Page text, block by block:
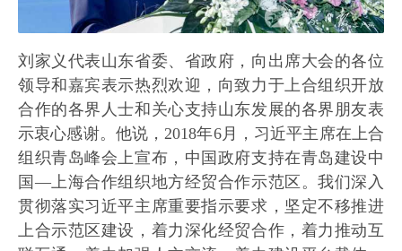
刘家义代表山东省委、省政府，向出席大会的各位
领导和嘉宾表示热烈欢迎，向致力于上合组织开放
合作的各界人士和关心支持山东发展的各界朋友表
示衷心感谢。他说，2018年6月，习近平主席在上合
组织青岛峰会上宣布，中国政府支持在青岛建设中
国—上海合作组织地方经贸合作示范区。我们深入
贯彻落实习近平主席重要指示要求，坚定不移推进
上合示范区建设，着力深化经贸合作，着力推动互